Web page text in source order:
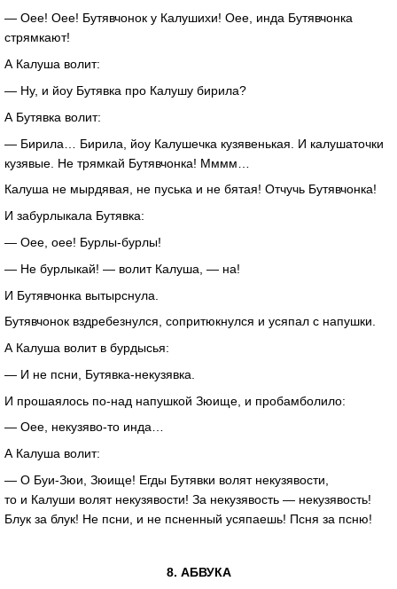
— Оее! Оее! Бутявчонок у Калушихи! Оее, инда Бутявчонка
стрямкают!
А Калуша волит:
— Ну, и йоу Бутявка про Калушу бирила?
А Бутявка волит:
— Бирила… Бирила, йоу Калушечка кузявенькая. И калушаточки
кузявые. Не трямкай Бутявчонка! Мммм…
Калуша не мырдявая, не пуська и не бятая! Отчучь Бутявчонка!
И забурлыкала Бутявка:
— Оее, оее! Бурлы-бурлы!
— Не бурлыкай! — волит Калуша, — на!
И Бутявчонка вытырснула.
Бутявчонок вздребезнулся, сопритюкнулся и усяпал с напушки.
А Калуша волит в бурдысья:
— И не псни, Бутявка-некузявка
И прошаялось по-над напушкой Зюище, и пробамболило:
— Оее, некузяво-то инда…
А Калуша волит:
— О Буи-Зюи , Зюище! Егды Бутявки волят некузявости,
то и Калуши волят некузявости! За некузявость — некузявость!
Блук за блук! Не псни, и не псненный усяпаешь! Псня за псню!
8. АБВУКА